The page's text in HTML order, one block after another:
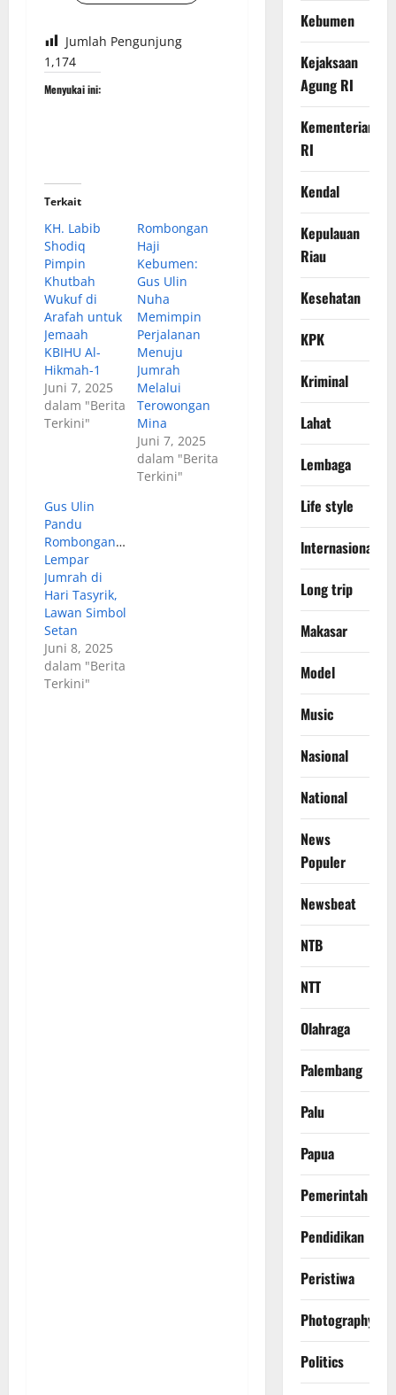
Jumlah Pengunjung
1,174
Menyukai ini:
Terkait
KH. Labib
Shodiq
Pimpin
Khutbah
Wukuf di
Arafah untuk
Jemaah
KBIHU Al-
Hikmah-1
Juni 7, 2025
dalam "Berita
Terkini"
Rombongan
Haji
Kebumen:
Gus Ulin
Nuha
Memimpin
Perjalanan
Menuju
Jumrah
Melalui
Terowongan
Mina
Juni 7, 2025
dalam "Berita
Terkini"
Gus Ulin
Pandu
Rombongannya
Lempar
Jumrah di
Hari Tasyrik,
Lawan Simbol
Setan
Juni 8, 2025
dalam "Berita
Terkini"
Kebumen
Kejaksaan
Agung RI
Kementerian
RI
Kendal
Kepulauan
Riau
Kesehatan
KPK
Kriminal
Lahat
Lembaga
Life style
lnternasional
Long trip
Makasar
Model
Music
Nasional
National
News
Populer
Newsbeat
NTB
NTT
Olahraga
Palembang
Palu
Papua
Pemerintah
Pendidikan
Peristiwa
Photography
Politics